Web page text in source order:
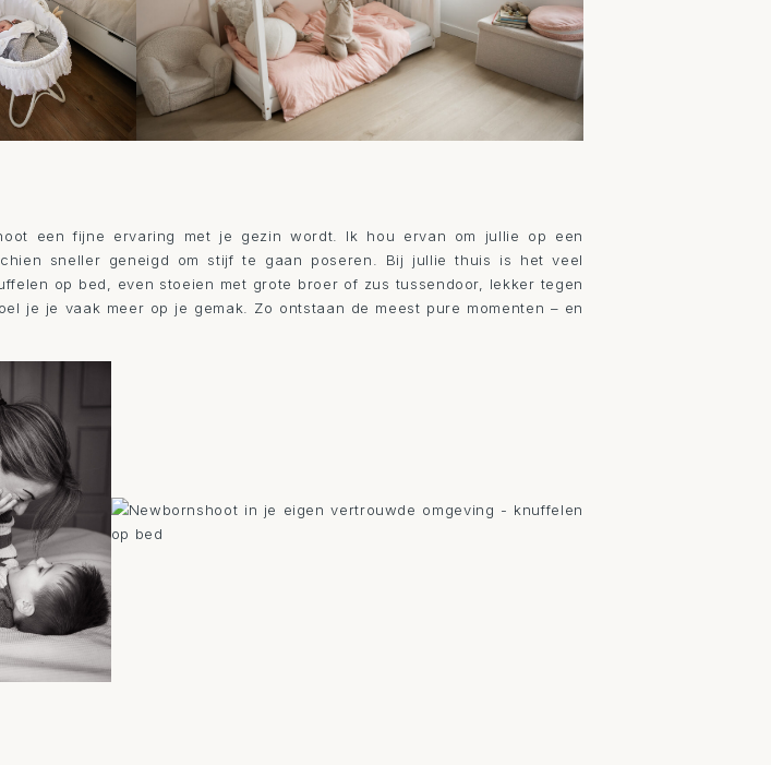
een fijne ervaring met je gezin wordt. Ik hou ervan om jullie op een
sneller geneigd om stijf te gaan poseren. Bij jullie thuis is het veel
op bed, even stoeien met grote broer of zus tussendoor, lekker tegen
je je vaak meer op je gemak. Zo ontstaan de meest pure momenten – en